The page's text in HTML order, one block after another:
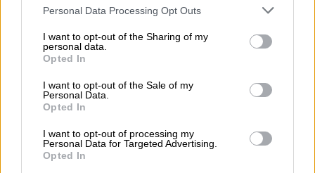
Personal Data Processing Opt Outs
I want to opt-out of the Sharing of my
personal data.
Opted In
I want to opt-out of the Sale of my
Personal Data.
Opted In
I want to opt-out of processing my
Personal Data for Targeted Advertising.
Opted In
εξάμηνο